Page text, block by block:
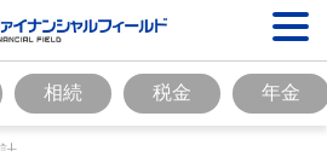
相続 税金 年金